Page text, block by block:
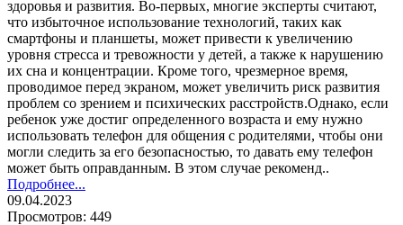
здоровья и развития. Во-первых, многие эксперты считают,
что избыточное использование технологий, таких как
смартфоны и планшеты, может привести к увеличению
уровня стресса и тревожности у детей, а также к нарушению
их сна и концентрации. Кроме того, чрезмерное время,
проводимое перед экраном, может увеличить риск развития
проблем со зрением и психических расстройств.Однако, если
ребенок уже достиг определенного возраста и ему нужно
использовать телефон для общения с родителями, чтобы они
могли следить за его безопасностью, то давать ему телефон
может быть оправданным. В этом случае рекоменд..
Подробнее...
09.04.2023
Просмотров: 449